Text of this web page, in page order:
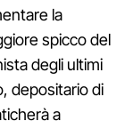
la
spicco del
degli ultimi
depositario di
a